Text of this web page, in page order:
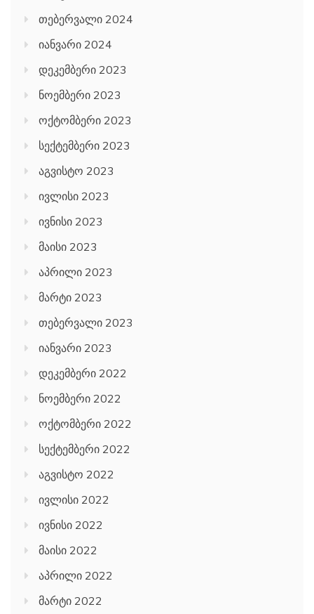
თებერვალი 2024
იანვარი 2024
დეკემბერი 2023
ნოემბერი 2023
ოქტომბერი 2023
სექტემბერი 2023
აგვისტო 2023
ივლისი 2023
ივნისი 2023
მაისი 2023
აპრილი 2023
მარტი 2023
თებერვალი 2023
იანვარი 2023
დეკემბერი 2022
ნოემბერი 2022
ოქტომბერი 2022
სექტემბერი 2022
აგვისტო 2022
ივლისი 2022
ივნისი 2022
მაისი 2022
აპრილი 2022
მარტი 2022